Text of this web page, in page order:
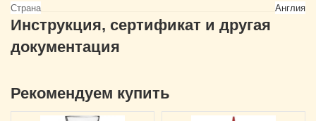
Страна
Англия
Инструкция, сертификат и другая
документация
Рекомендуем купить